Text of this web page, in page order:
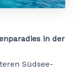
in der
Südsee-